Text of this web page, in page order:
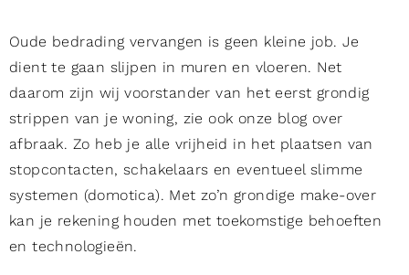
Oude bedrading vervangen is geen kleine job. Je
dient te gaan slijpen in muren en vloeren. Net
daarom zijn wij voorstander van het eerst grondig
strippen van je woning, zie ook onze blog over
afbraak. Zo heb je alle vrijheid in het plaatsen van
stopcontacten, schakelaars en eventueel slimme
systemen (domotica). Met zo’n grondige make-over
kan je rekening houden met toekomstige behoeften
en technologieën.